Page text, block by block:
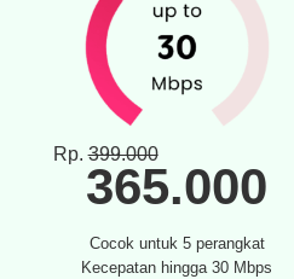
Rp.399.000
365.000
Cocok untuk 5 perangkat
Kecepatan hingga 30 Mbps